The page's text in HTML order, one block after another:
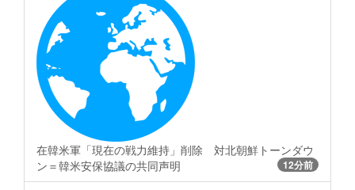
在韓米軍「現在の戦力維持」削除 対北朝鮮トーンダウ
ン＝韓米安保協議の共同声明
12分前